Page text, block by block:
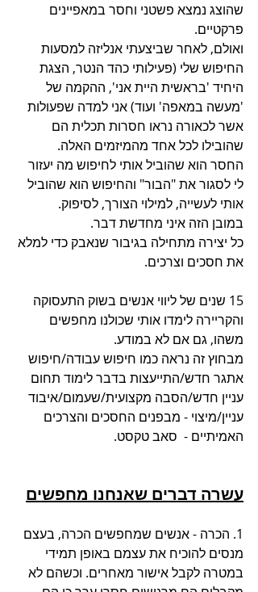
שהוצג נמצא פשטני וחסר במאפיינים
פרקטיים.
ואולם, לאחר שביצעתי אנליזה למסעות
החיפוש שלי (פעילותי כהד הנטר, הצגת
היחיד 'בראשית היית אני', ההקמה של
'מעשה במאפה' ועוד) אני למדה שפעולות
אשר לכאורה נראו חסרות תכלית הם
שהובילו לכל אחד מהמיזמים האלה.
החסר הוא שהוביל אותי לחיפוש מה יעזור
לי לסגור את "הבור" והחיפוש הוא שהוביל
אותי לעשייה, למילוי הצורך, לסיפוק.
במובן הזה איני מחדשת דבר.
כל יצירה מתחילה בגיבור שנאבק כדי למלא
את חסכים וצרכים.
15 שנים של ליווי אנשים בשוק התעסוקה
והקריירה לימדו אותי שכולנו מחפשים
משהו, גם אם לא במודע.
מבחוץ זה נראה כמו חיפוש עבודה/חיפוש
אתגר חדש/התייעצות בדבר לימוד תחום
עניין חדש/הסבה מקצועית/שעמום/איבוד
עניין/מיצוי - מבפנים החסכים והצרכים
האמיתיים -  סאב טקסט.
עשרה דברים שאנחנו מחפשים
1. הכרה - אנשים שמחפשים הכרה, בעצם
מנסים להוכיח את עצמם באופן תמידי
במטרה לקבל אישור מאחרים. וכשהם לא